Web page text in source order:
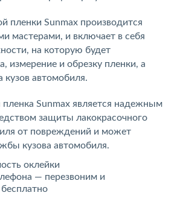
пленки Sunmax производится
мастерами, и включает в себя
на которую будет
измерение и обрезку пленки, а
кузов автомобиля.
Sunmax является надежным
защиты лакокрасочного
от повреждений и может
кузова автомобиля.
оклейки
— перезвоним и